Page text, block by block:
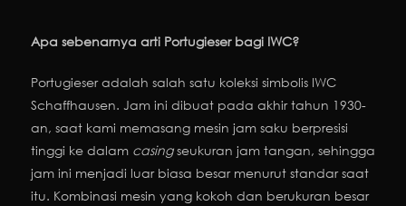
Apa sebenarnya arti Portugieser bagi IWC?
Portugieser adalah salah satu koleksi simbolis IWC
Schaffhausen. Jam ini dibuat pada akhir tahun 1930-
an, saat kami memasang mesin jam saku berpresisi
tinggi ke dalam casingseukuran jam tangan, sehingga
jam ini menjadi luar biasa besar menurut standar saat
itu. Kombinasi mesin yang kokoh dan berukuran besar